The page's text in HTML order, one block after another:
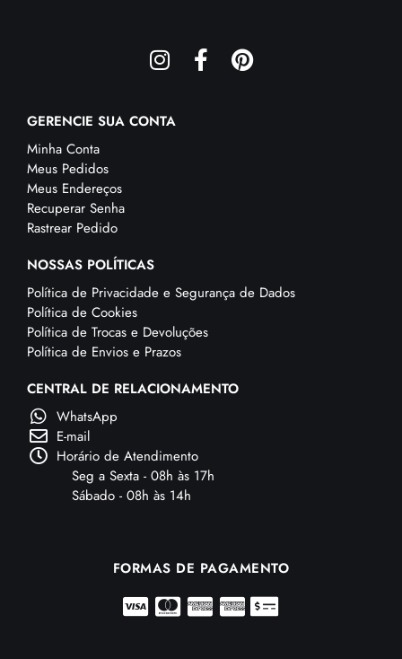
GERENCIE SUA CONTA
Minha Conta
Meus Pedidos
Meus Endereços
Recuperar Senha
Rastrear Pedido
NOSSAS POLÍTICAS
Política de Privacidade e Segurança de Dados
Política de Cookies
Política de Trocas e Devoluções
Política de Envios e Prazos
CENTRAL DE RELACIONAMENTO
WhatsApp
E-mail
Horário de Atendimento
Seg a Sexta - 08h às 17h
Sábado - 08h às 14h
FORMAS DE PAGAMENTO